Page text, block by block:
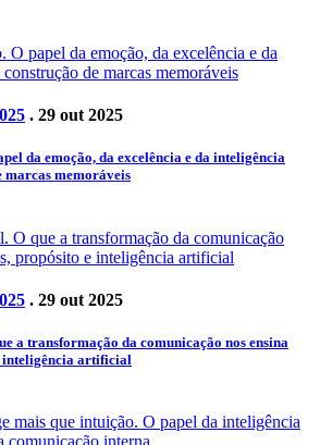
. 29 out 2025
da emoção, da excelência e da inteligência
memoráveis
. 29 out 2025
a transformação da comunicação nos ensina
inteligência artificial